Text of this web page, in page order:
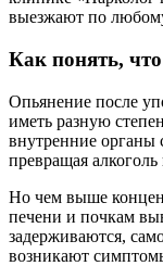
выезжают по
Как понять,
Опьянение после
иметь разную
внутренние органы
превращая
Но чем выше
печени и почкам
задерживаются,
возникают